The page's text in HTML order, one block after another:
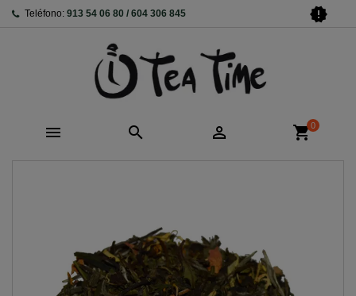
Teléfono: 913 54 06 80 / 604 306 845 new_releases
   shopping_cart0